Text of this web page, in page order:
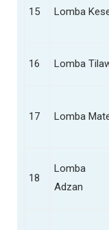
15 Lomba
16 Lomba
17 Lomba
18
Lomba